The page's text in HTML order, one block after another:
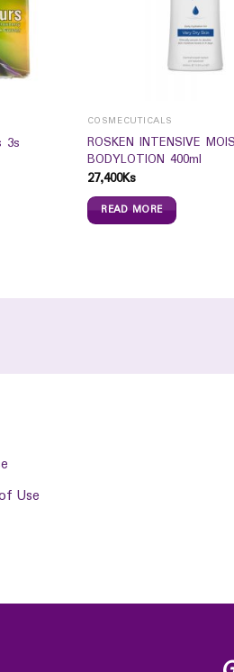
3s
COSMECUTICALS
ROSKEN INTENSIVE
BODYLOTION 400ml
27,400Ks
READ MORE
Use